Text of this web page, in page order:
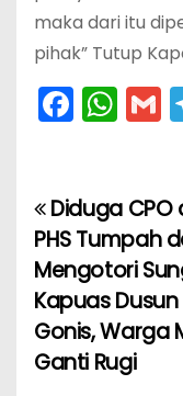
maka dari itu
pihak” Tutup
F
a
e
b
o
o
k
W
h
ts
A
p
p
l
N
a
v
i
Diduga CPO
PHS Tumpah
Mengotori
Kapuas
Gonis, Warga
Ganti Rugi